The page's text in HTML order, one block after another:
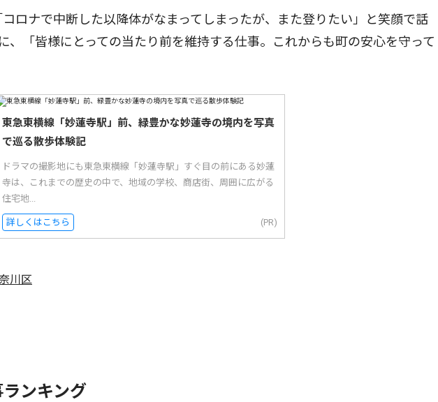
ロナで中断した以降体がなまってしまったが、また登りたい」と笑顔で話
、「皆様にとっての当たり前を維持する仕事。これからも町の安心を守って
東急東横線「妙蓮寺駅」前、緑豊かな妙蓮寺の境内を写真
で巡る散歩体験記
ドラマの撮影地にも東急東横線「妙蓮寺駅」すぐ目の前にある妙蓮
寺は、これまでの歴史の中で、地域の学校、商店街、周囲に広がる
住宅地...
詳しくはこちら (PR)
川区
ンキング